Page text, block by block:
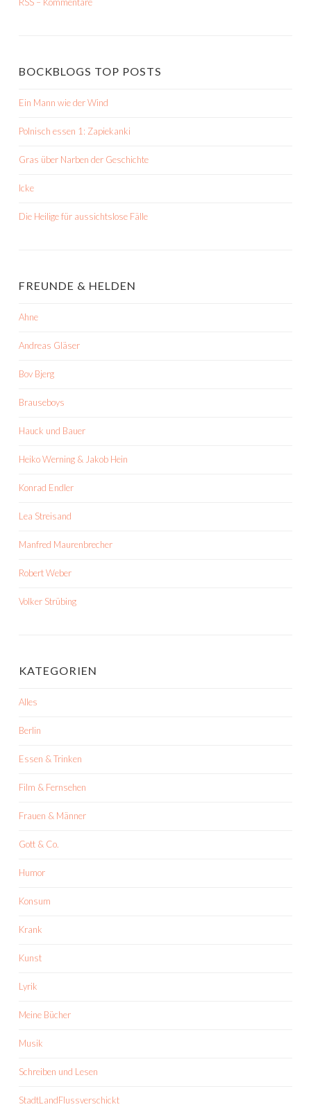
BOCKBLOGS TOP POSTS
Ein Mann wie der Wind
Polnisch essen 1: Zapiekanki
Gras über Narben der Geschichte
Icke
Die Heilige für aussichtslose Fälle
FREUNDE & HELDEN
Ahne
Andreas Gläser
Bov Bjerg
Brauseboys
Hauck und Bauer
Heiko Werning & Jakob Hein
Konrad Endler
Lea Streisand
Manfred Maurenbrecher
Robert Weber
Volker Strübing
KATEGORIEN
Alles
Berlin
Essen & Trinken
Film & Fernsehen
Frauen & Männer
Gott & Co.
Humor
Konsum
Krank
Kunst
Lyrik
Meine Bücher
Musik
Schreiben und Lesen
StadtLandFlussverschickt